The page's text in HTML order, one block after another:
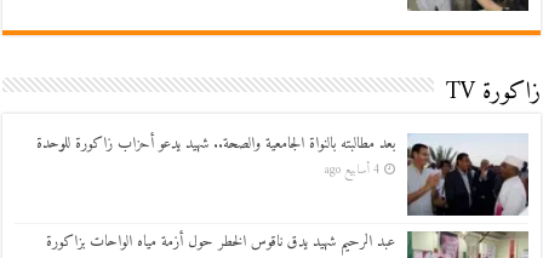
زاكورة TV
بعد مطالبته بالنواة الجامعية والصحة.. شهيد يدعو أحزاب زاكورة للوحدة
4 أسابيع ago
عبد الرحيم شهيد يدق ناقوس الخطر حول أزمة مياه الواحات بزاكورة